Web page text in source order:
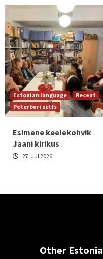
Estonian language
Recent
Peterburi selts
Esimene keelekohvik
Jaani kirikus
27. Jul 2026
Other